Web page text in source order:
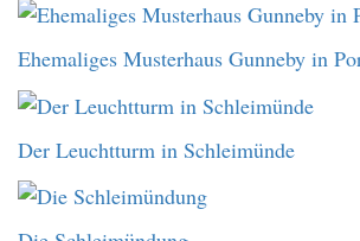
Ehemaliges Musterhaus Gunneby in
Der Leuchtturm in Schleimünde